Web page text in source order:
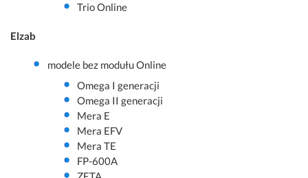
Trio Online
Elzab
modele bez modułu Online
Omega I generacji
Omega II generacji
Mera E
Mera EFV
Mera TE
FP-600A